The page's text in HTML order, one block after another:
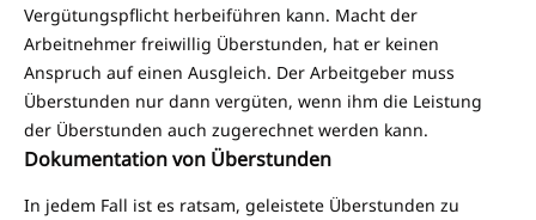
Vergütungspflicht herbeiführen kann. Macht der
Arbeitnehmer freiwillig Überstunden, hat er keinen
Anspruch auf einen Ausgleich. Der Arbeitgeber muss
Überstunden nur dann vergüten, wenn ihm die Leistung
der Überstunden auch zugerechnet werden kann.
Dokumentation von Überstunden
In jedem Fall ist es ratsam, geleistete Überstunden zu